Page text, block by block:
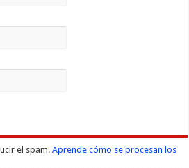
el spam.Aprende cómo se procesan los